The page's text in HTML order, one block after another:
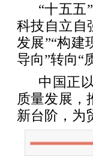
“十五五
科技自立自
发展”“构建
导向”转向“
中国正
质量发展，
新台阶，为